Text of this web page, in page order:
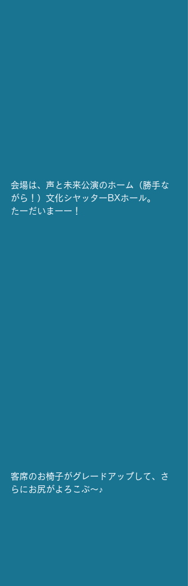
会場は、声と未来公演のホーム（勝手な
がら！）文化シヤッターBXホール。
たーだいまーー！
客席のお椅子がグレードアップして、さ
らにお尻がよろこぶ〜♪